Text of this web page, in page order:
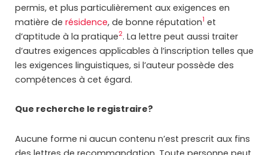
permis, et plus particulièrement aux exigences en
matière de résidence, de bonne réputation1 et
d’aptitude à la pratique2. La lettre peut aussi traiter
d’autres exigences applicables à l’inscription telles que
les exigences linguistiques, si l’auteur possède des
compétences à cet égard.
Que recherche le registraire?
Aucune forme ni aucun contenu n’est prescrit aux fins